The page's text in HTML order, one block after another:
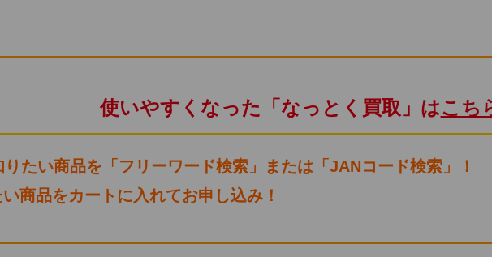
使いやすくなった「なっとく買取」はこち
りたい商品を「フリーワード検索」または「JANコード検索」！
品をカートに入れてお申し込み！